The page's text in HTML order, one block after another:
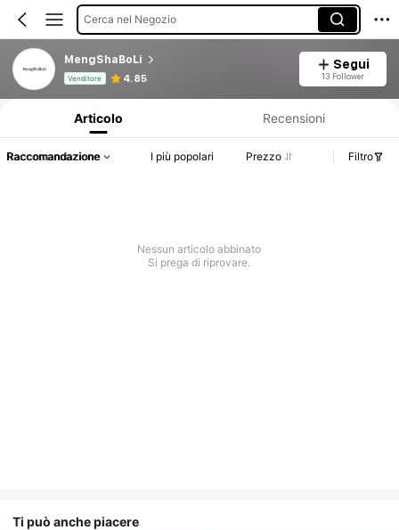
Cerca nel Negozio
MengShaBoLi
Venditore 4.85
Segui
13 Follower
Articolo Recensioni
Raccomandazione I più popolari Prezzo Filtro
Nessun articolo abbinato
Si prega di riprovare.
Ti può anche piacere